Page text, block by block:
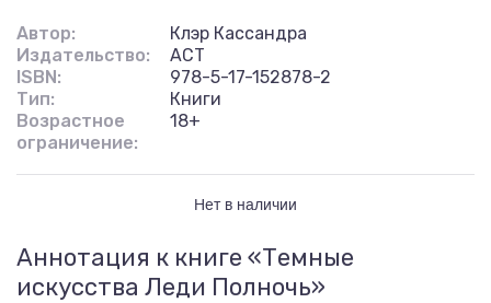
Автор:
Клэр Кассандра
Издательство:
АСТ
ISBN:
978-5-17-152878-2
Тип:
Книги
Возрастное
ограничение:
18+
Нет в наличии
Аннотация к книге «Темные
искусства Леди Полночь»